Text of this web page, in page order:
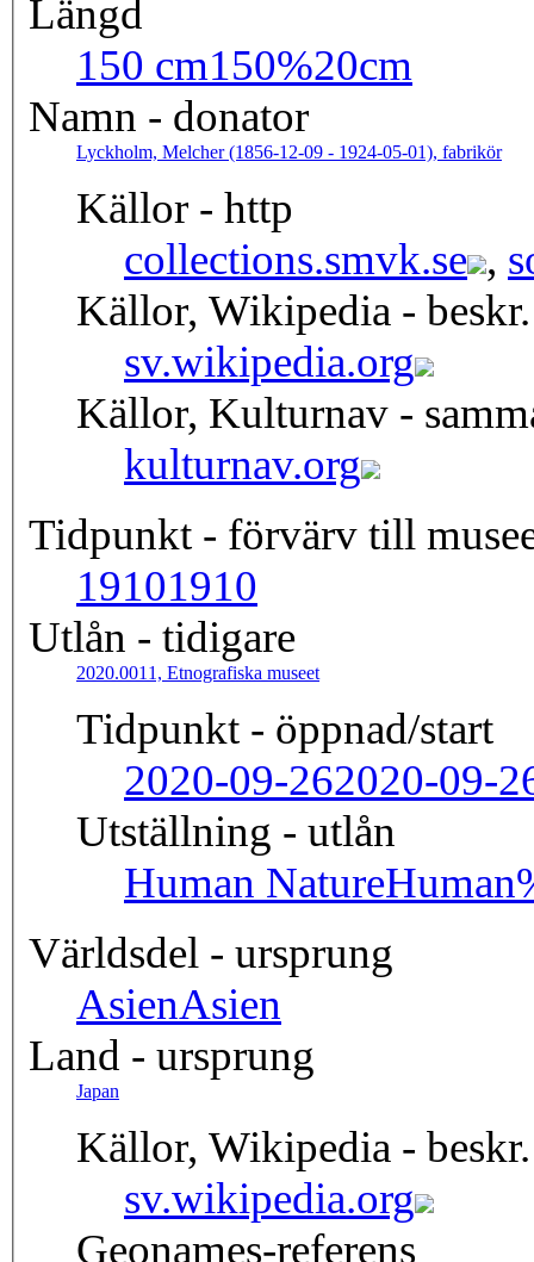
Längd
150 cm150%20cm
Namn - donator
Lyckholm, Melcher (1856-12-09 - 1924-05-01), fabrikör
Källor - http
collections.smvk.se ,
Källor, Wikipedia -
sv.wikipedia.org
Källor, Kulturnav -
kulturnav.org
Tidpunkt - förvärv till
19101910
Utlån - tidigare
2020.0011, Etnografiska museet
Tidpunkt - öppnad/start
2020-09-262020-09-
Utställning - utlån
Human Nature
Världsdel - ursprung
AsienAsien
Land - ursprung
Japan
Källor, Wikipedia -
sv.wikipedia.org
Geonames-referens